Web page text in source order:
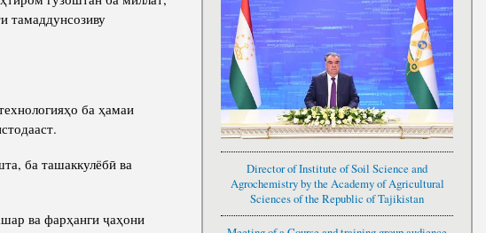
тамаддунсозиву
ба ҳамаи
ба ташаккулёбӣ ва
ва фарҳанги ҷаҳони
Director of Institute of Soil Science and
Agrochemistry by the Academy of Agricultural
Sciences of the Republic of Tajikistan